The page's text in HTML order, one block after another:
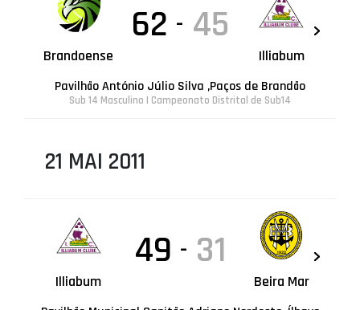
Brandoense
62 - 45
Illiabum
Pavilhão António Júlio Silva ,Paços de Brandão
Sub 14 Masculino | Campeonato Distrital de Sub14
21 MAI 2011
Illiabum
49 - 31
Beira Mar